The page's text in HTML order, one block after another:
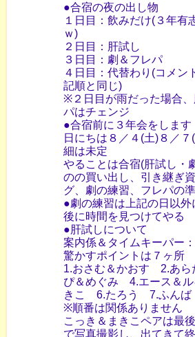
●合宿の夜の出し物
１日目：飲みだけ(３年有
ｗ)
２日目：肝試し
３日目：劇＆フレパ
４日目：代替わり(コメン
記順と同じ)
※２日目が雨だった場合
パはチェンジ
●合宿前に３年会をします
日にちは８／４(土)８／
細は未定
やることは合宿(肝試し・
のの買い出し、引き継ぎ
グ、劇の練習、フレパの
●劇の練習は上記の日以
後に時間を見つけてやる
●肝試しについて
案内係＆タイムキーパー
驚かすポイントは７ヶ所
1.おさむ＆かおす 2.あ
ぴ＆めぐみ 4.エース＆
きこ 6.たろう 7.ふんば
※順番は関係ありません
こっき＆まきこペアは最
で写真撮影し、出てきて